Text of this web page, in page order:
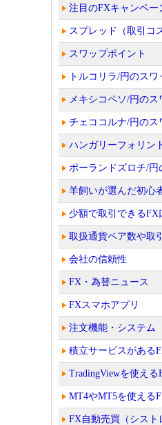
注目のFXキャンペー
スプレッド（取引コ
スワップポイント
トルコリラ/円のスワ
メキシコペソ/円のス
チェココルナ/円のス
ハンガリーフォリン
ポーランドズロチ/円
羊飼いが選んだ初心
少額で取引できるFX
取扱通貨ペア数や取
会社の信頼性
FX・為替ニュース
FXスマホアプリ
注文機能・システム
積立サービスがある
TradingViewを使える
MT4やMT5を使える
FX自動売買（シスト